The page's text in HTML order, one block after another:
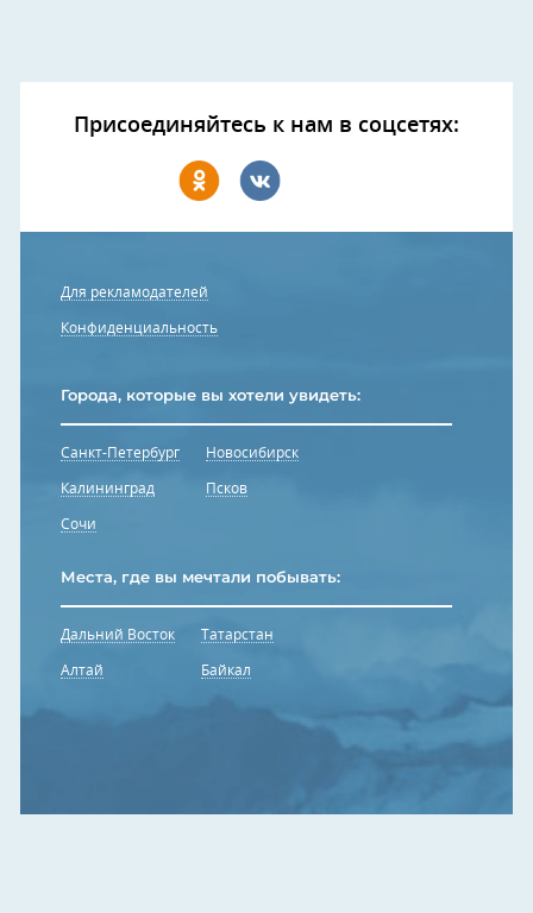
Присоединяйтесь к нам в соцсетях:
Для рекламодателей
Конфиденциальность
Города, которые вы хотели увидеть:
Санкт-Петербург
Калининград
Сочи
Новосибирск
Псков
Места, где вы мечтали побывать:
Дальний Восток
Алтай
Татарстан
Байкал